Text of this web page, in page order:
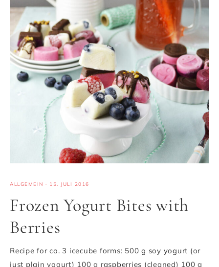
ALLGEMEIN · 15. JULI 2016
Frozen Yogurt Bites with
Berries
Recipe for ca. 3 icecube forms: 500 g soy yogurt (or
just plain yogurt) 100 g raspberries (cleaned) 100 g